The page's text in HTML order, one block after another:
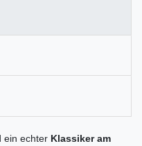
ein echter Klassiker am